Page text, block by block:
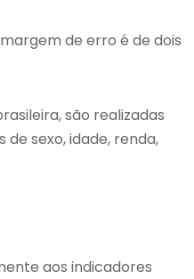
de erro é de dois
são realizadas
sexo, idade, renda,
aos indicadores